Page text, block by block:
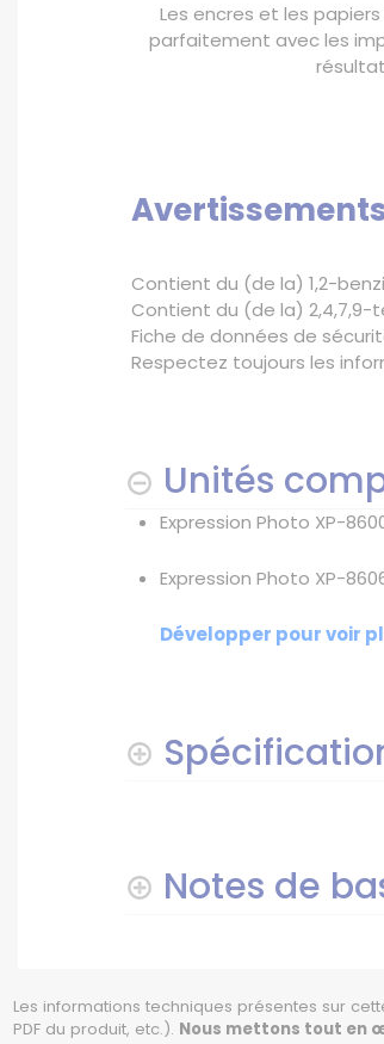
Les encres et les
parfaitement avec les
Contient du (de la) 1,2-
Contient du (de la)
Fiche de données de
Respectez toujours les
Unités
Expression Photo XP-
Expression Photo XP-
Développer pour voir
Notes de
Les informations techniques présentes sur
PDF du produit, etc.). Nous mettons tout en